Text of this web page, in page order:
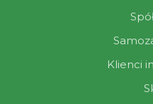
Klienci